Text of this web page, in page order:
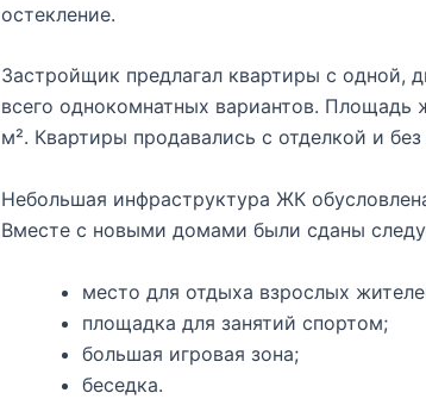
остекление.
Застройщик предлагал квартиры с одной,
всего однокомнатных вариантов. Площадь
м². Квартиры продавались с отделкой и без
Небольшая инфраструктура ЖК
Вместе с новыми домами были сданы
место для отдыха взрослых
площадка для занятий спортом;
большая игровая зона;
беседка.